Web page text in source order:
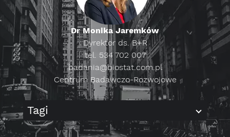
Dr Monika Jaremków
Dyrektor ds. B+R
tel. 534 702 007
badania@biostat.com.pl
Centrum Badawczo-Rozwojowe
Tagi